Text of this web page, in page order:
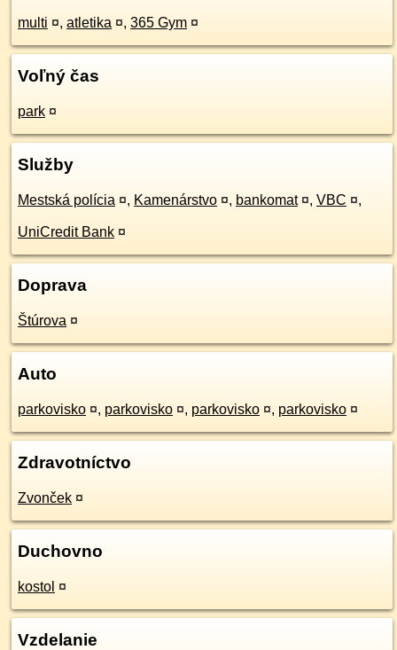
multi ¤, atletika ¤, 365 Gym ¤
Voľný čas
park ¤
Služby
Mestská polícia ¤, Kamenárstvo ¤, bankomat ¤, VBC ¤,
UniCredit Bank ¤
Doprava
Štúrova ¤
Auto
parkovisko ¤, parkovisko ¤, parkovisko ¤, parkovisko ¤
Zdravotníctvo
Zvonček ¤
Duchovno
kostol ¤
Vzdelanie